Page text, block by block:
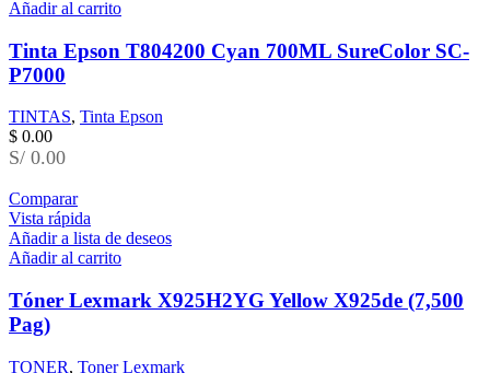
Añadir al carrito
Tinta Epson T804200 Cyan 700ML SureColor SC-
P7000
TINTAS, Tinta Epson
$ 0.00
S/ 0.00
Comparar
Vista rápida
Añadir a lista de deseos
Añadir al carrito
Tóner Lexmark X925H2YG Yellow X925de (7,500
Pag)
TONER, Toner Lexmark